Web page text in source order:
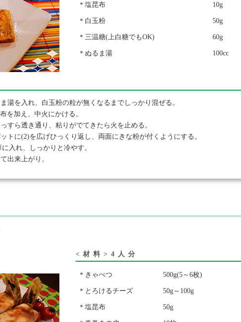
＊塩昆布 10g
＊白玉粉 50g
＊三温糖(上白糖でもOK) 60g
＊ぬるま湯 100cc
湯を入れ、白玉粉の粒が無くなるまでしっかり混ぜる。
を加え、中火にかける。
すら透き通り、粘りがでてきたら火を止める。
トに(2)を広げひっくり返し、両面にきな粉が付くようにする。
入れ、しっかりと冷やす。
出来上がり。
<材料>4人分
＊きゃべつ 500g(5～6枚)
＊とろけるチーズ 50g～100g
＊塩昆布 50g